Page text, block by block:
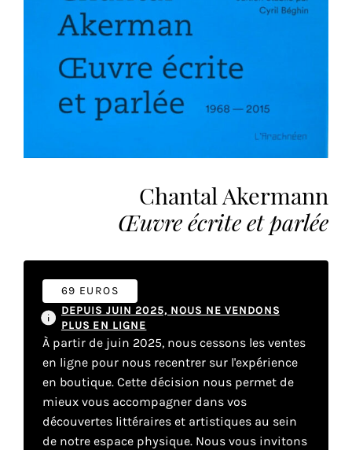
Chantal Akermann
Œuvre écrite et parlée
69 EUROS
DEPUIS JUIN 2025, NOUS NE VENDONS
PLUS EN LIGNE
À partir de juin 2025, nous cessons les ventes
en ligne pour nous recentrer sur l'expérience
en boutique. Cette décision nous permet de
mieux vous accompagner dans vos
découvertes littéraires et artistiques au sein
de notre espace physique. Nous vous invitons
savoir
ACCEPTER
COOKIES
Faire